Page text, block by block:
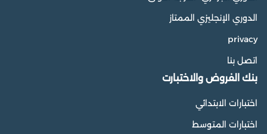
الدوري الإنجليزي الممتاز
privacy
اتصل بنا
بنك الفروض والاختبارت
اختبارات الابتدائي
اختبارات المتوسط